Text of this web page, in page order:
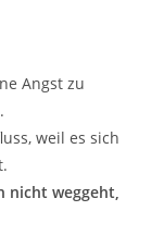
Angst zu
weil es sich
nicht weggeht,